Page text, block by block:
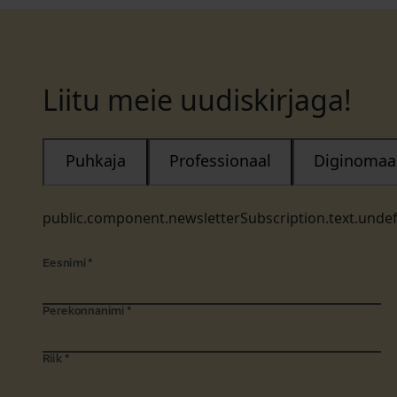
Liitu meie uudiskirjaga!
Puhkaja Professionaal
Eesnimi *
Perekonnanimi *
Riik *